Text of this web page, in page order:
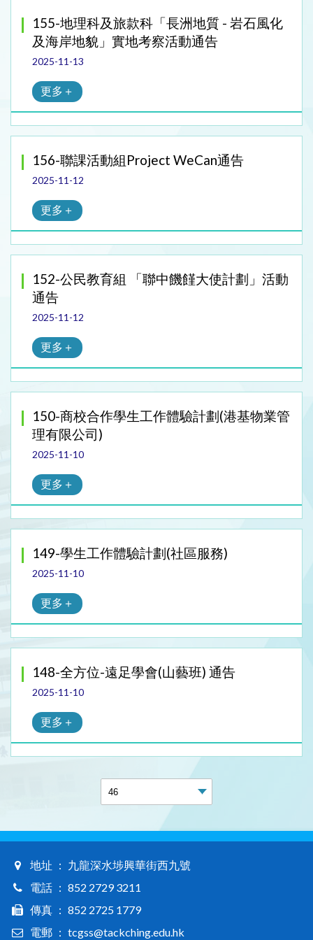
155-地理科及旅款科「長洲地質 - 岩石風化
及海岸地貌」實地考察活動通告
2025-11-13
更多＋
156-聯課活動組Project WeCan通告
2025-11-12
更多＋
152-公民教育組 「聯中饑饉大使計劃」活動
通告
2025-11-12
更多＋
150-商校合作學生工作體驗計劃(港基物業管
理有限公司)
2025-11-10
更多＋
149-學生工作體驗計劃(社區服務)
2025-11-10
更多＋
148-全方位-遠足學會(山藝班) 通告
2025-11-10
更多＋
地址 ： 九龍深水埗興華街西九號
電話 ： 852 2729 3211
傳真 ： 852 2725 1779
電郵 ： tcgss@tackching.edu.hk